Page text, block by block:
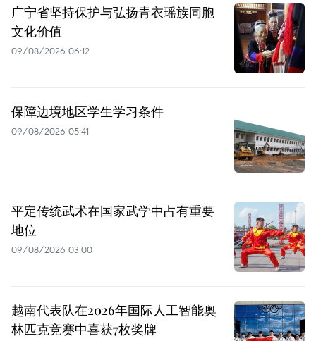
广宁省坚持保护与弘扬青衣瑶族同胞
文化价值
09/08/2026 06:12
保障边境地区学生学习条件
09/08/2026 05:41
平定传统武术在国家武学中占有重要
地位
09/08/2026 03:00
越南代表队在2026年国际人工智能奥
林匹克竞赛中喜获7枚奖牌